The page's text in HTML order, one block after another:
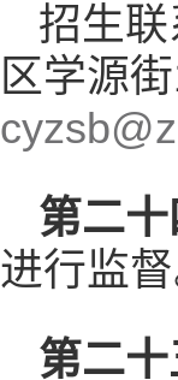
招生
区学源
第二
进行监
第二